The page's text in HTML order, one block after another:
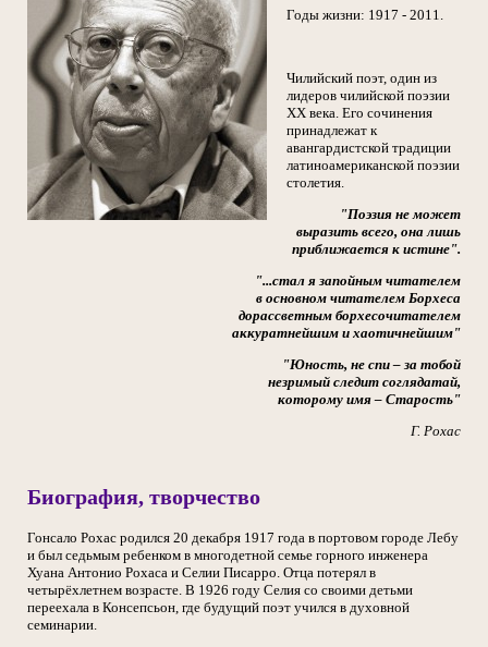
Годы жизни: 1917 - 2011.
Чилийский поэт, один из
лидеров чилийской поэзии
ХХ века. Его сочинения
принадлежат к
авангардистской традиции
латиноамериканской поэзии
столетия.
"Поэзия не может
выразить всего, она лишь
приближается к истине".
"...стал я запойным читателем
в основном читателем Борхеса
дорассветным борхесочитателем
аккуратнейшим и хаотичнейшим"
"Юность, не спи – за тобой
незримый следит соглядатай,
которому имя – Старость"
Г. Рохас
Биография, творчество
Гонсало Рохас родился 20 декабря 1917 года в портовом городе Лебу
и был седьмым ребенком в многодетной семье горного инженера
Хуана Антонио Рохаса и Селии Писарро. Отца потерял в
четырёхлетнем возрасте. В 1926 году Селия со своими детьми
переехала в Консепсьон, где будущий поэт учился в духовной
семинарии.